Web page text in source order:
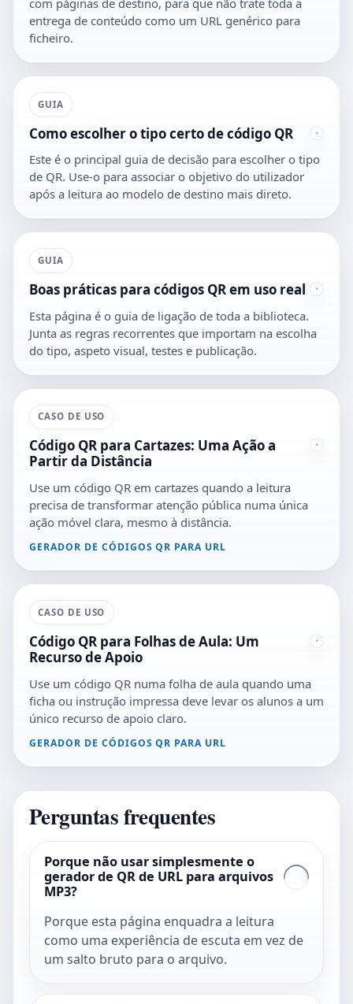
com páginas de destino, para que não trate toda a
entrega de conteúdo como um URL genérico para
ficheiro.
GUIA
Como escolher o tipo certo de código QR
Este é o principal guia de decisão para escolher o tipo
de QR. Use-o para associar o objetivo do utilizador
após a leitura ao modelo de destino mais direto.
GUIA
Boas práticas para códigos QR em uso real
Esta página é o guia de ligação de toda a biblioteca.
Junta as regras recorrentes que importam na escolha
do tipo, aspeto visual, testes e publicação.
CASO DE USO
Código QR para Cartazes: Uma Ação a
Partir da Distância
Use um código QR em cartazes quando a leitura
precisa de transformar atenção pública numa única
ação móvel clara, mesmo à distância.
GERADOR DE CÓDIGOS QR PARA URL
CASO DE USO
Código QR para Folhas de Aula: Um
Recurso de Apoio
Use um código QR numa folha de aula quando uma
ficha ou instrução impressa deve levar os alunos a um
único recurso de apoio claro.
GERADOR DE CÓDIGOS QR PARA URL
Perguntas frequentes
Porque não usar simplesmente o
gerador de QR de URL para arquivos
MP3?
Porque esta página enquadra a leitura
como uma experiência de escuta em vez de
um salto bruto para o arquivo.